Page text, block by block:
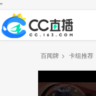
"
百闻牌 > 卡组推荐